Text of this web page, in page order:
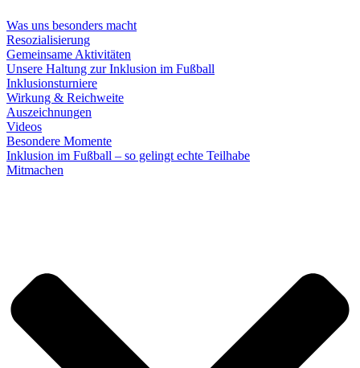
Was uns besonders macht
Resozialisierung
Gemeinsame Aktivitäten
Unsere Haltung zur Inklusion im Fußball
Inklusionsturniere
Wirkung & Reichweite
Auszeichnungen
Videos
Besondere Momente
Inklusion im Fußball – so gelingt echte Teilhabe
Mitmachen